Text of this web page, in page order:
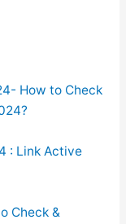
How to Check
: Link Active
Check &